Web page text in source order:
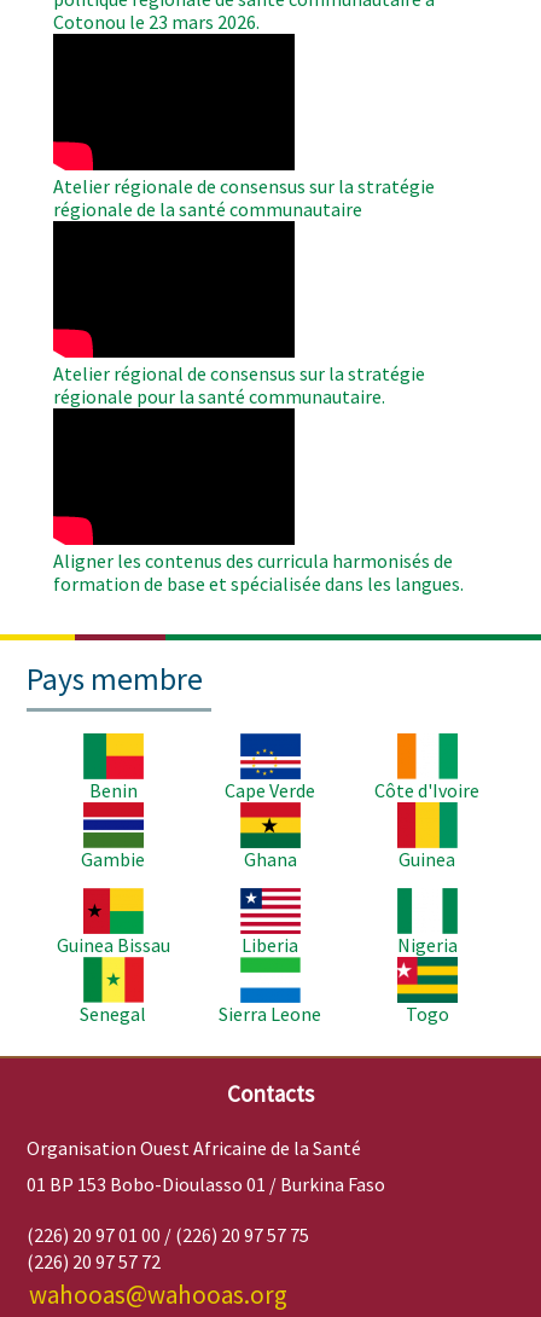
Cotonou le 23 mars 2026.
Atelier régionale de consensus sur la stratégie
régionale de la santé communautaire
Atelier régional de consensus sur la stratégie
régionale pour la santé communautaire.
Aligner les contenus des curricula harmonisés de
formation de base et spécialisée dans les langues.
Pays membre
Benin
Image
Cape Verde
Côte d'Ivoire
Image
Gambie
Image
Ghana
Guinea
Image
Guinea Bissau
Image
Liberia
Nigeria
Senegal
Image
Sierra Leone
Image
Togo
Contacts
Organisation Ouest Africaine de la Santé
01 BP 153 Bobo-Dioulasso 01 / Burkina Faso
(226) 20 97 01 00 / (226) 20 97 57 75
(226) 20 97 57 72
wahooas@wahooas.org